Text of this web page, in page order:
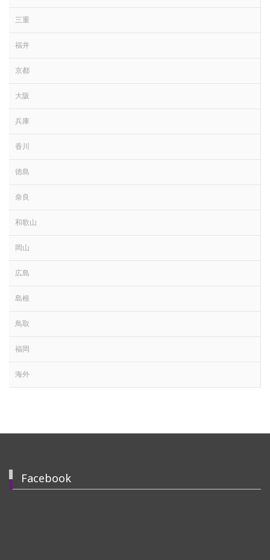
三重
福井
京都
大阪
兵庫
香川
徳島
奈良
和歌山
岡山
広島
島根
鳥取
福岡
海外
Facebook